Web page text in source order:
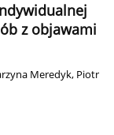
z objawami
Meredyk, Piotr